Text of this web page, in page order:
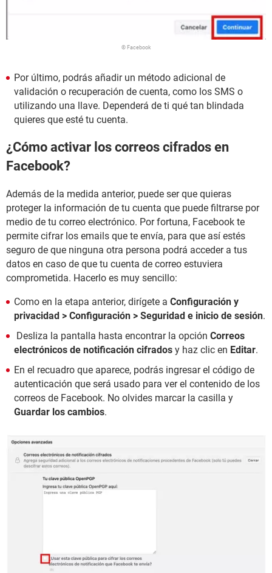
© Facebook
Por último, podrás añadir un método adicional de
validación o recuperación de cuenta, como los SMS o
utilizando una llave. Dependerá de ti qué tan blindada
quieres que esté tu cuenta.
¿Cómo activar los correos cifrados en
Facebook?
Además de la medida anterior, puede ser que quieras
proteger la información de tu cuenta que puede filtrarse por
medio de tu correo electrónico. Por fortuna, Facebook te
permite cifrar los emails que te envía, para que así estés
seguro de que ninguna otra persona podrá acceder a tus
datos en caso de que tu cuenta de correo estuviera
comprometida. Hacerlo es muy sencillo:
Como en la etapa anterior, dirígete a Configuración y
privacidad > Configuración > Seguridad e inicio de sesión.
Desliza la pantalla hasta encontrar la opción Correos
electrónicos de notificación cifrados y haz clic en Editar.
En el recuadro que aparece, podrás ingresar el código de
autenticación que será usado para ver el contenido de los
correos de Facebook. No olvides marcar la casilla y
Guardar los cambios.